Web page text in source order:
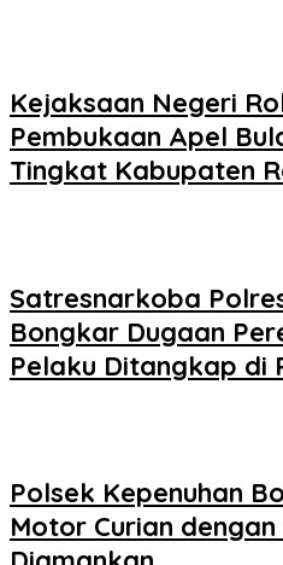
Kejaksaan Negeri
Pembukaan Apel
Tingkat Kabupaten
Satresnarkoba
Bongkar Dugaan
Pelaku Ditangkap di
Polsek Kepenuhan
Motor Curian